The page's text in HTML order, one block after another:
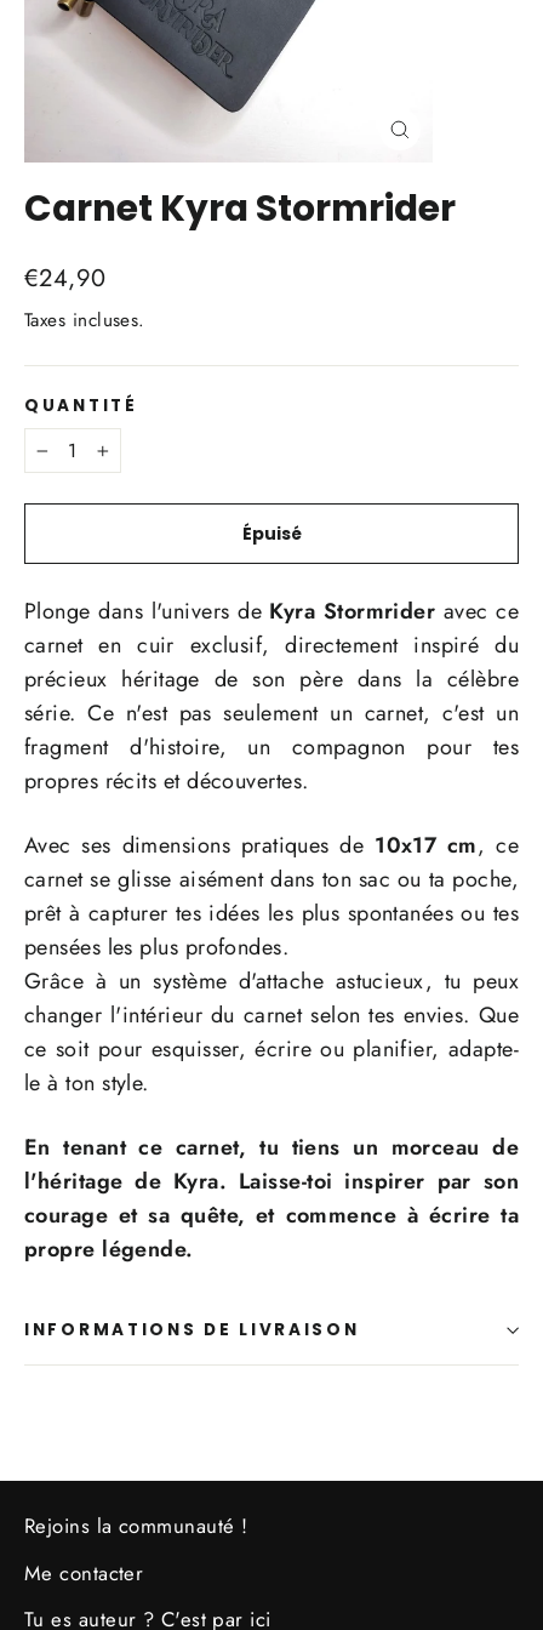
Carnet Kyra Stormrider
Prix
régulier
€24,90
Taxes incluses.
QUANTITÉ
− +
Épuisé
Plonge dans l'univers de Kyra Stormrider avec ce
carnet en cuir exclusif, directement inspiré du
précieux héritage de son père dans la célèbre
série. Ce n'est pas seulement un carnet, c'est un
fragment d'histoire, un compagnon pour tes
propres récits et découvertes.
Avec ses dimensions pratiques de 10x17 cm, ce
carnet se glisse aisément dans ton sac ou ta poche,
prêt à capturer tes idées les plus spontanées ou tes
pensées les plus profondes.
Grâce à un système d'attache astucieux, tu peux
changer l'intérieur du carnet selon tes envies. Que
ce soit pour esquisser, écrire ou planifier, adapte-
le à ton style.
En tenant ce carnet, tu tiens un morceau de
l'héritage de Kyra. Laisse-toi inspirer par son
courage et sa quête, et commence à écrire ta
propre légende.
INFORMATIONS DE LIVRAISON
Rejoins la communauté !
Me contacter
Tu es auteur ? C'est par ici